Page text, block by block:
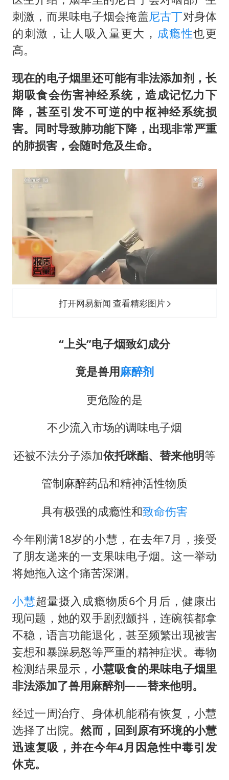
刺激，而果味电子烟会掩盖尼古丁对身体
的刺激，让人吸入量更大， 成瘾性也更
高。
现在的电子烟里还可能有非法添加剂，长
期吸食会伤害神经系统，造成记忆力下
降，甚至引发不可逆的中枢神经系统损
害。同时导致肺功能下降，出现非常严重
的肺损害，会随时危及生命。
打开网易新闻 查看精彩图片
“上头”电子烟致幻成分
竟是兽用麻醉剂
更危险的是
不少流入市场的调味电子烟
还被不法分子添加依托咪酯、替来他明等
管制麻醉药品和精神活性物质
具有极强的成瘾性和致命伤害
今年刚满18岁的小慧，在去年7月，接受
了朋友递来的一支果味电子烟。这一举动
将她拖入这个痛苦深渊。
小慧超量摄入成瘾物质6个月后，健康出
现问题，她的双手剧烈颤抖，连碗筷都拿
不稳，语言功能退化，甚至频繁出现被害
妄想和暴躁易怒等严重的精神症状。毒物
检测结果显示， 小慧吸食的果味电子烟里
非法添加了兽用麻醉剂——替来他明。
经过一周治疗、身体机能稍有恢复，小慧
选择了出院。然而，回到原有环境的小慧
迅速复吸，并在今年4月因急性中毒引发
休克。